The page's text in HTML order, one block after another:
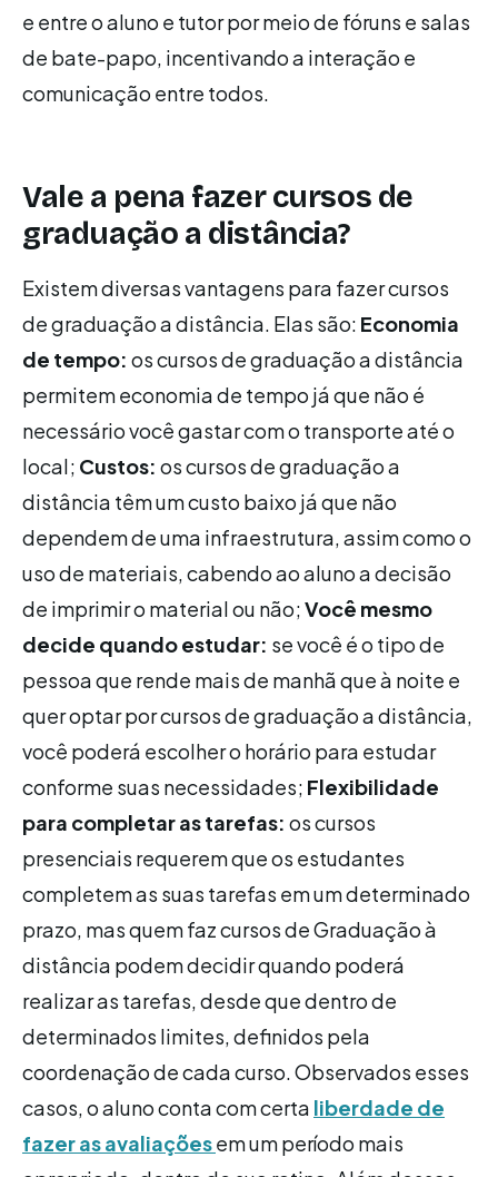
e entre o aluno e tutor por meio de fóruns e salas
de bate-papo, incentivando a interação e
comunicação entre todos.
Vale a pena fazer cursos de
graduação a distância?
Existem diversas vantagens para fazer cursos
de graduação a distância. Elas são: Economia
de tempo: os cursos de graduação a distância
permitem economia de tempo já que não é
necessário você gastar com o transporte até o
local; Custos: os cursos de graduação a
distância têm um custo baixo já que não
dependem de uma infraestrutura, assim como o
uso de materiais, cabendo ao aluno a decisão
de imprimir o material ou não;Você mesmo
decide quando estudar: se você é o tipo de
pessoa que rende mais de manhã que à noite e
quer optar por cursos de graduação a distância,
você poderá escolher o horário para estudar
conforme suas necessidades; Flexibilidade
para completar as tarefas: os cursos
presenciais requerem que os estudantes
completem as suas tarefas em um determinado
prazo, mas quem faz cursos de Graduação à
distância podem decidir quando poderá
realizar as tarefas, desde que dentro de
determinados limites, definidos pela
coordenação de cada curso. Observados esses
casos, o aluno conta com certa liberdade de
fazer as avaliaçõesem um período mais